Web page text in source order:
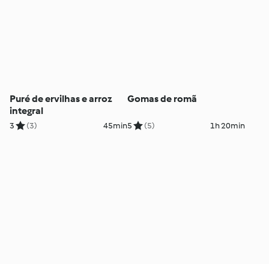
Puré de ervilhas e arroz
integral
3 (3) 45min
Gomas de romã
5 (5) 1h 20min